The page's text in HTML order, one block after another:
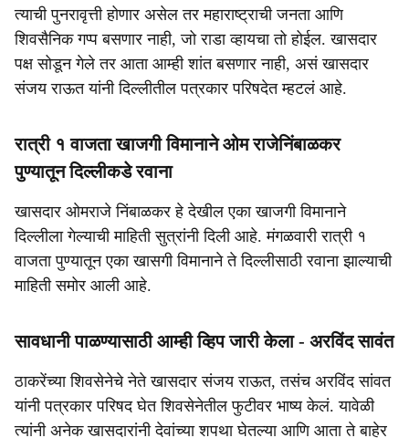
त्याची पुनरावृत्ती होणार असेल तर महाराष्ट्राची जनता आणि
शिवसैनिक गप्प बसणार नाही, जो राडा व्हायचा तो होईल. खासदार
पक्ष सोडून गेले तर आता आम्ही शांत बसणार नाही, असं खासदार
संजय राऊत यांनी दिल्लीतील पत्रकार परिषदेत म्हटलं आहे.
रात्री १ वाजता खाजगी विमानाने ओम राजेनिंबाळकर
पुण्यातून दिल्लीकडे रवाना
खासदार ओमराजे निंबाळकर हे देखील एका खाजगी विमानाने
दिल्लीला गेल्याची माहिती सुत्रांनी दिली आहे. मंगळवारी रात्री १
वाजता पुण्यातून एका खासगी विमानाने ते दिल्लीसाठी रवाना झाल्याची
माहिती समोर आली आहे.
सावधानी पाळण्यासाठी आम्ही व्हिप जारी केला - अरविंद सावंत
ठाकरेंच्या शिवसेनेचे नेते खासदार संजय राऊत, तसंच अरविंद सांवत
यांनी पत्रकार परिषद घेत शिवसेनेतील फुटीवर भाष्य केलं. यावेळी
त्यांनी अनेक खासदारांनी देवांच्या शपथा घेतल्या आणि आता ते बाहेर